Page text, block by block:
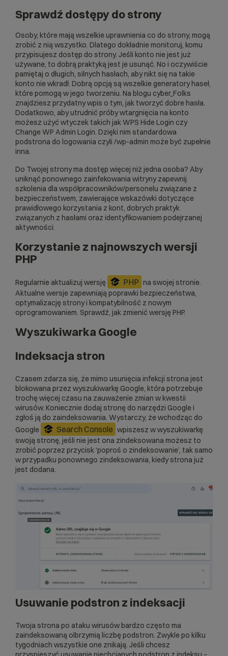
Sprawdź dostępy do strony
Osoby, które mają wszelkie uprawnienia co do strony, mogą
zrobić z nią wszystko. Dlatego dokładnie monitoruj, komu
przypisujesz dostęp do strony. Jeśli konto nie jest już
używane, to dobrą praktyką jest je usunąć. No i oczywiście
pamiętaj o długich, silnych hasłach, aby nikt się na takie
konto nie wkradł. Dobrą opcją są wszelkie generatory haseł,
które pomogą w jego tworzeniu. Na blogu cyber_Folks
znajdziesz przydatny wpis o tym, jak tworzyć dobre hasła.
Dodatkowo, aby utrudnić próby wtargnięcia na konto
możesz użyć wtyczek takich jak WPS Hide Login czy
Change WP Admin Login. Dzięki nim standardowa
podstrona do logowania czyli /wp-admin może być zupełnie
inna.
Do Twojej strony ma dostęp więcej niż jedna osoba? Aby
uniknąć ponownego zainfekowania witryny zapewnij
szkolenia dla współpracowników/personelu związane z
bezpieczeństwem, zawierające wskazówki dotyczące
prawidłowego korzystania z kont, dobrych praktyk
związanych z hasłami oraz identyfikowaniem podejrzanej
aktywności.
Korzystanie z najnowszych wersji
PHP
Regularnie aktualizuj wersję PHP na swojej stronie.
Aktualne wersje zapewniają poprawki bezpieczeństwa,
optymalizację strony i kompatybilność z nowym
oprogramowaniem. Sprawdź, jak zmienić wersję PHP.
Wyszukiwarka Google
Indeksacja stron
Czasem zdarza się, że mimo usunięcia infekcji strona jest
blokowana przez wyszukiwarkę Google, która potrzebuje
trochę więcej czasu na zauważenie zmian w kwestii
wirusów. Koniecznie dodaj stronę do narzędzi Google i
zgłoś ją do zaindeksowania. Wystarczy, że wchodząc do
Google
Search Console wpiszesz w wyszukiwarkę
swoją stronę, jeśli nie jest ona zindeksowana możesz to
zrobić poprzez przycisk ‘poproś o zindeksowanie’, tak samo
w przypadku ponownego zindeksowania, kiedy strona już
jest dodana.
Usuwanie podstron z indeksacji
Twoja strona po ataku wirusów bardzo często ma
zaindeksowaną olbrzymią liczbę podstron. Zwykle po kilku
tygodniach wszystkie one znikają. Jeśli chcesz